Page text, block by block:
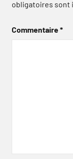
obligatoires sont
Commentaire*